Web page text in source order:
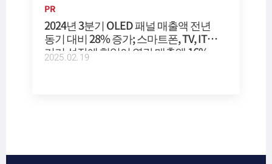
PR
2024년 3분기 OLED 패널 매출액 전년
동기 대비 28% 증가; 스마트폰, TV, IT
기기 성장에 힘입어 연간 매출액 16%
증가 전망
2025.02.19